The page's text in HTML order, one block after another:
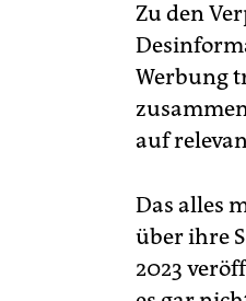
Zu den
Werbung
auf
Das alles
über ihre
2023